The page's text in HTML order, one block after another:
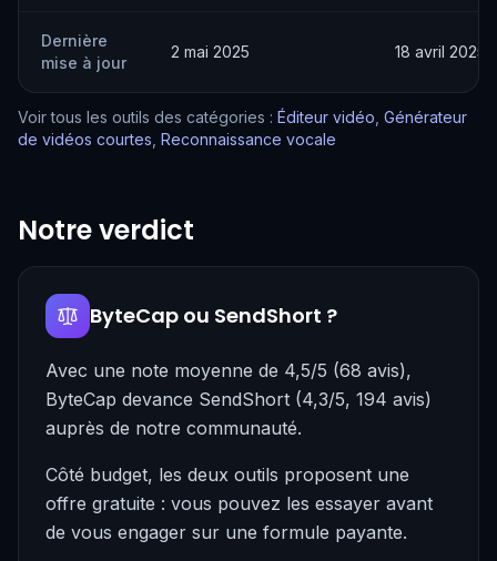
Dernière
mise à jour
2 mai 2025 18 avril 2025
Voir tous les outils des catégories : Éditeur vidéo Générateur
de vidéos courtes Reconnaissance vocale
Notre verdict
ByteCap ou SendShort ?
Avec une note moyenne de 4,5/5 (68 avis),
ByteCap devance SendShort (4,3/5, 194 avis)
auprès de notre communauté.
Côté budget, les deux outils proposent une
offre gratuite : vous pouvez les essayer avant
de vous engager sur une formule payante.